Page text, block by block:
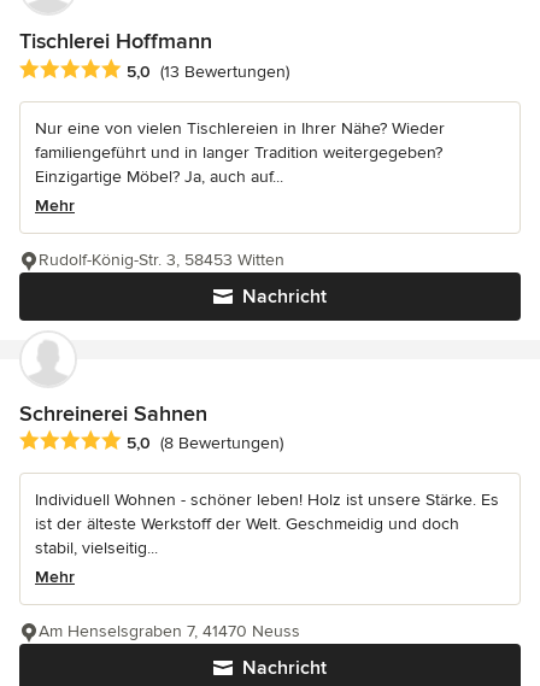
Tischlerei Hoffmann
Durchschnittliche Bewertung: 5 von 5 Sternen
5,0 (13 Bewertungen)
Nur eine von vielen Tischlereien in Ihrer Nähe? Wieder
familiengeführt und in langer Tradition weitergegeben?
Einzigartige Möbel? Ja, auch auf...
Mehr
Nachricht
Rudolf-König-Str. 3, 58453 Witten
Schreinerei Sahnen
Durchschnittliche Bewertung: 5 von 5 Sternen
5,0 (8 Bewertungen)
Individuell Wohnen - schöner leben! Holz ist unsere Stärke. Es
ist der älteste Werkstoff der Welt. Geschmeidig und doch
stabil, vielseitig...
Mehr
Nachricht
Am Henselsgraben 7, 41470 Neuss